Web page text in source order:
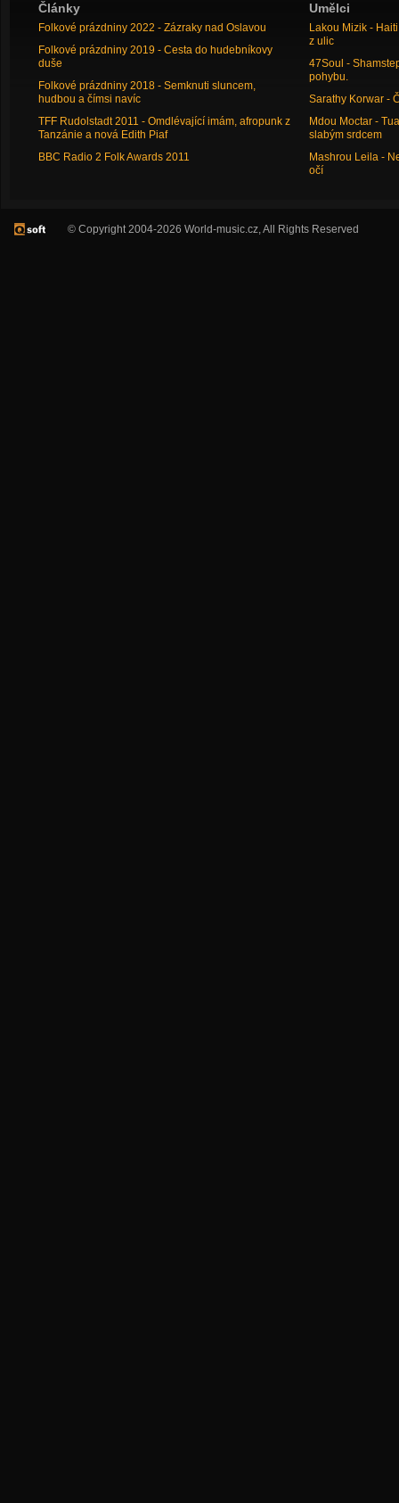
Články
Folkové prázdniny 2022 - Zázraky nad Oslavou
Folkové prázdniny 2019 - Cesta do hudebníkovy
duše
Folkové prázdniny 2018 - Semknuti sluncem,
hudbou a čímsi navíc
TFF Rudolstadt 2011 - Omdlévající imám, afropunk z
Tanzánie a nová Edith Piaf
BBC Radio 2 Folk Awards 2011
Umělci
Lakou Mizik -
z ulic
47Soul -
pohybu.
Sarathy Korwar -
Mdou Moctar -
slabým srdcem
Mashrou Leila -
očí
© Copyright 2004-2026 World-music.cz, All Rights Reserved